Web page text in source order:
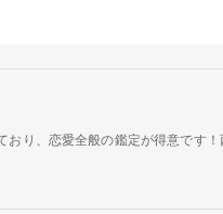
り、恋愛全般の鑑定が得意です